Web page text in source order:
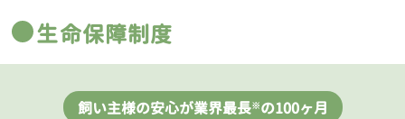
生命保障制度
飼い主様の安心が業界最長※の100ヶ月